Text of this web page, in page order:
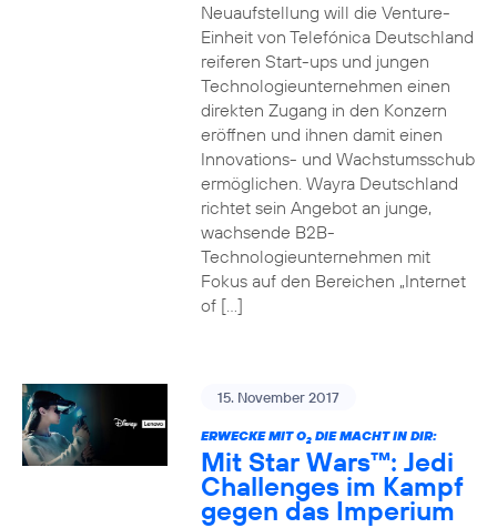
Neuaufstellung will die Venture-
Einheit von Telefónica Deutschland
reiferen Start-ups und jungen
Technologieunternehmen einen
direkten Zugang in den Konzern
eröffnen und ihnen damit einen
Innovations- und Wachstumsschub
ermöglichen. Wayra Deutschland
richtet sein Angebot an junge,
wachsende B2B-
Technologieunternehmen mit
Fokus auf den Bereichen „Internet
of […]
15. November 2017
ERWECKE MIT O2DIE MACHT IN DIR:
Mit Star Wars™: Jedi
Challenges im Kampf
gegen das Imperium